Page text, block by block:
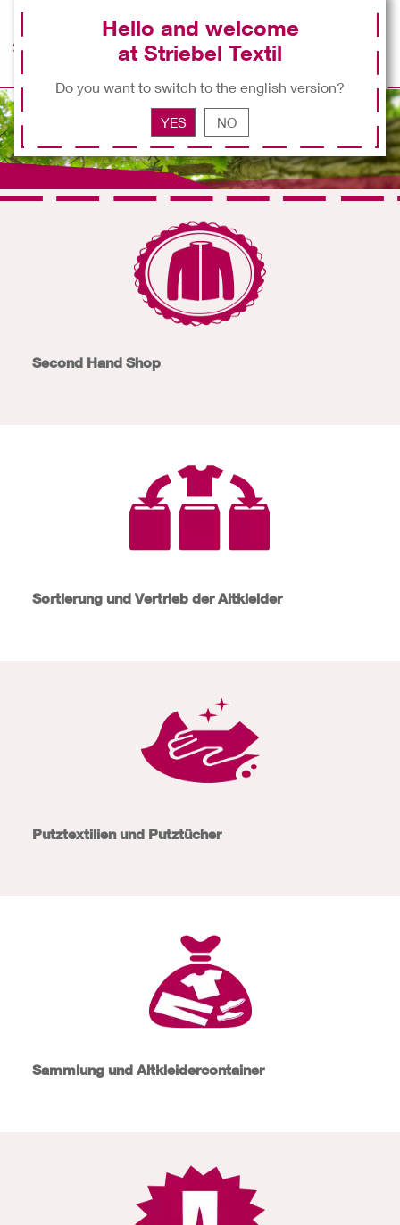
EN
Hello and welcome
at Striebel Textil
Do you want to switch to the english version?
YES NO
Second Hand Shop
Sortierung und Vertrieb der Altkleider
Putztextilien und Putztücher
Sammlung und Altkleidercontainer